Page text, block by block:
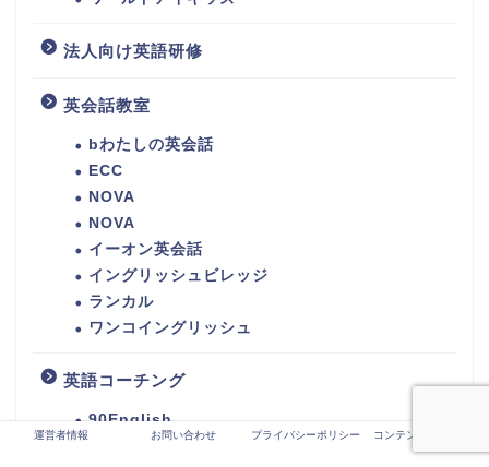
法人向け英語研修
英会話教室
bわたしの英会話
ECC
NOVA
NOVA
イーオン英会話
イングリッシュビレッジ
ランカル
ワンコイングリッシュ
英語コーチング
90English
Asteria for Business
運営者情報 お問い合わせ プライバシーポリシー
コンテンツ制作ポリシ
ー